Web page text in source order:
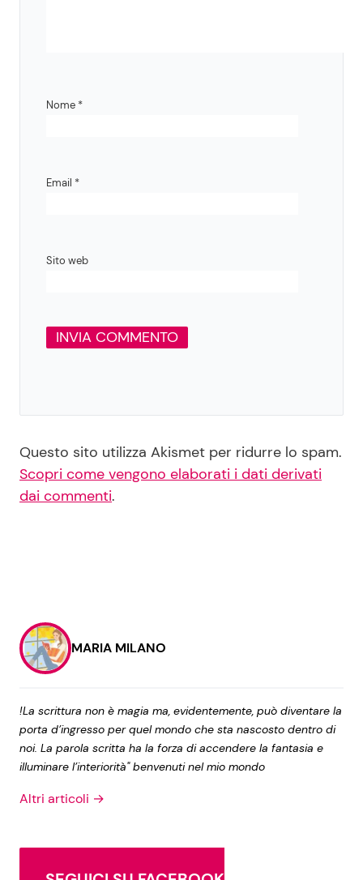
Nome *
Email *
Sito web
Questo sito utilizza Akismet per ridurre lo spam.
Scopri come vengono elaborati i dati derivati
dai commenti.
MARIA MILANO
!La scrittura non è magia ma, evidentemente, può diventare la
porta d’ingresso per quel mondo che sta nascosto dentro di
noi. La parola scritta ha la forza di accendere la fantasia e
illuminare l’interiorità" benvenuti nel mio mondo
Altri articoli →